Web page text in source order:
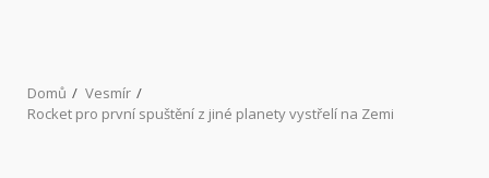
Domů
Vesmír
Rocket pro první spuštění z jiné planety vystřelí na Zemi